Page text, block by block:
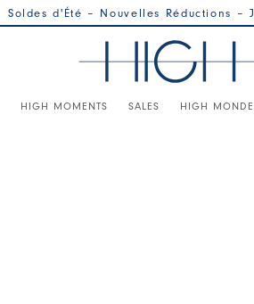
Soldes d'Été – Nouvelles Réductions –
HIGH MOMENTS SALES HIGH MONDE